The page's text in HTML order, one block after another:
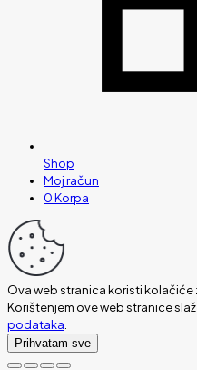
Shop
Moj račun
0Korpa
Ova web stranica koristi
Korištenjem ove web stranice
podataka.
Prihvatam sve